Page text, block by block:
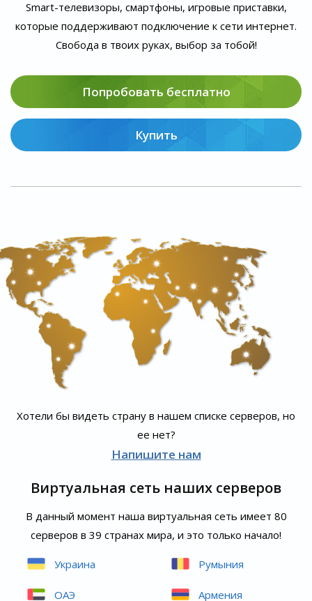
Smart-телевизоры, смартфоны, игровые приставки,
которые поддерживают подключение к сети интернет.
Свобода в твоих руках, выбор за тобой!
Попробовать бесплатно
Купить
Хотели бы видеть страну в нашем списке серверов, но
ее нет?
Напишите нам
Виртуальная сеть наших серверов
В данный момент наша виртуальная сеть имеет 80
серверов в 39 странах мира, и это только начало!
Украина Румыния
ОАЭ Армения